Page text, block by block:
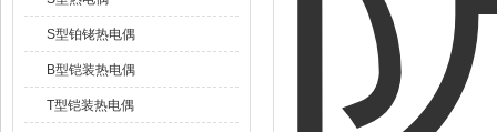
S型铂铑热电偶
B型铠装热电偶
T型铠装热电偶